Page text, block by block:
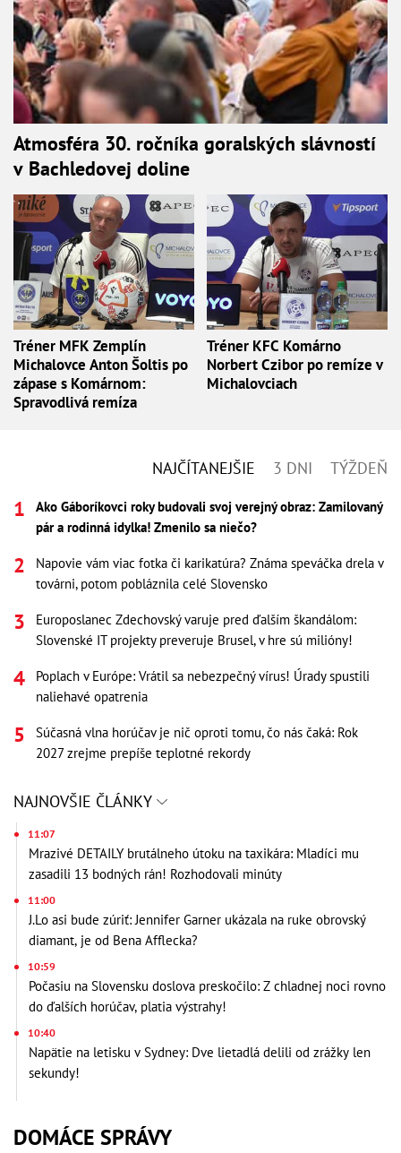
Atmosféra 30. ročníka goralských slávností
v Bachledovej doline
Tréner MFK Zemplín
Michalovce Anton Šoltis po
zápase s Komárnom:
Spravodlivá remíza
Tréner KFC Komárno
Norbert Czibor po remíze v
Michalovciach
NAJČÍTANEJŠIE 3 DNI TÝŽDEŇ
Ako Gáboríkovci roky budovali svoj verejný obraz: Zamilovaný
pár a rodinná idylka! Zmenilo sa niečo?
Napovie vám viac fotka či karikatúra? Známa speváčka drela v
továrni, potom pobláznila celé Slovensko
Europoslanec Zdechovský varuje pred ďalším škandálom:
Slovenské IT projekty preveruje Brusel, v hre sú milióny!
Poplach v Európe: Vrátil sa nebezpečný vírus! Úrady spustili
naliehavé opatrenia
Súčasná vlna horúčav je nič oproti tomu, čo nás čaká: Rok
2027 zrejme prepíše teplotné rekordy
NAJNOVŠIE ČLÁNKY
11:07
Mrazivé DETAILY brutálneho útoku na taxikára: Mladíci mu
zasadili 13 bodných rán! Rozhodovali minúty
11:00
J.Lo asi bude zúriť: Jennifer Garner ukázala na ruke obrovský
diamant, je od Bena Afflecka?
10:59
Počasiu na Slovensku doslova preskočilo: Z chladnej noci rovno
do ďalších horúčav, platia výstrahy!
10:40
Napätie na letisku v Sydney: Dve lietadlá delili od zrážky len
sekundy!
DOMÁCE SPRÁVY